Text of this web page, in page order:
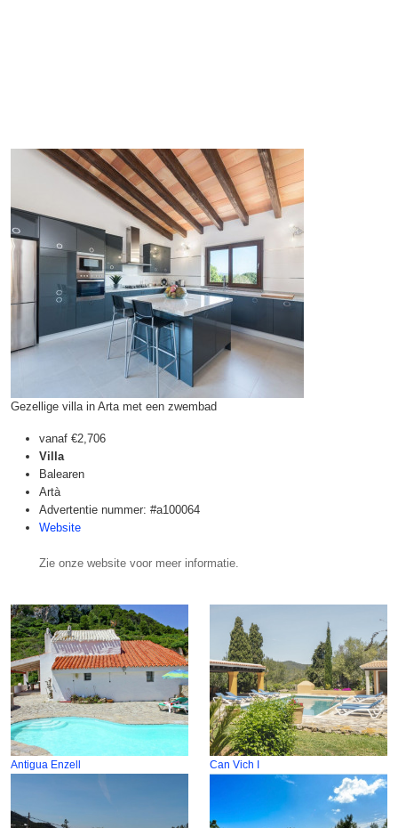
Gezellige villa in Arta met een zwembad
vanaf €2,706
Villa
Balearen
Artà
Advertentie nummer: #a100064
Website
Zie onze website voor meer informatie.
Antigua Enzell Can Vich I